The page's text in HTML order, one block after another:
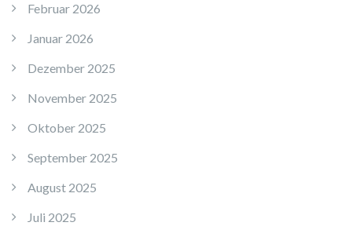
Februar 2026
Januar 2026
Dezember 2025
November 2025
Oktober 2025
September 2025
August 2025
Juli 2025